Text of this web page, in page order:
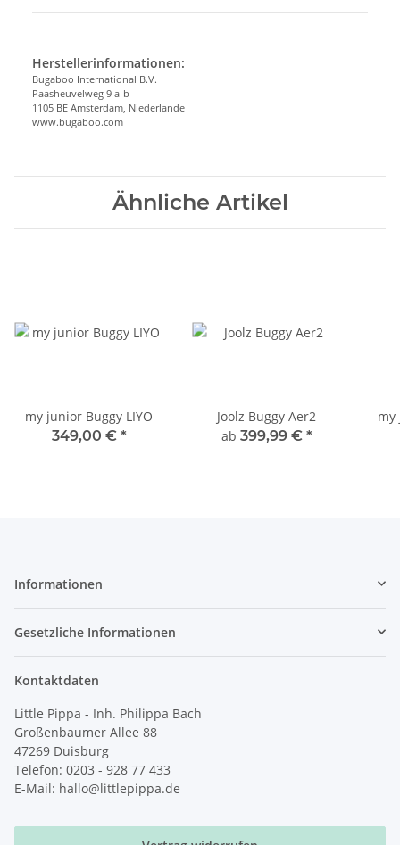
Herstellerinformationen:
Bugaboo International B.V.
Paasheuvelweg 9 a-b
1105 BE Amsterdam, Niederlande
www.bugaboo.com
Ähnliche Artikel
my junior Buggy LIYO
349,00 € *
Joolz Buggy Aer2
ab 399,99 € *
my
Informationen
Gesetzliche Informationen
Kontaktdaten
Little Pippa - Inh. Philippa Bach
Großenbaumer Allee 88
47269 Duisburg
Telefon: 0203 - 928 77 433
E-Mail: hallo@littlepippa.de